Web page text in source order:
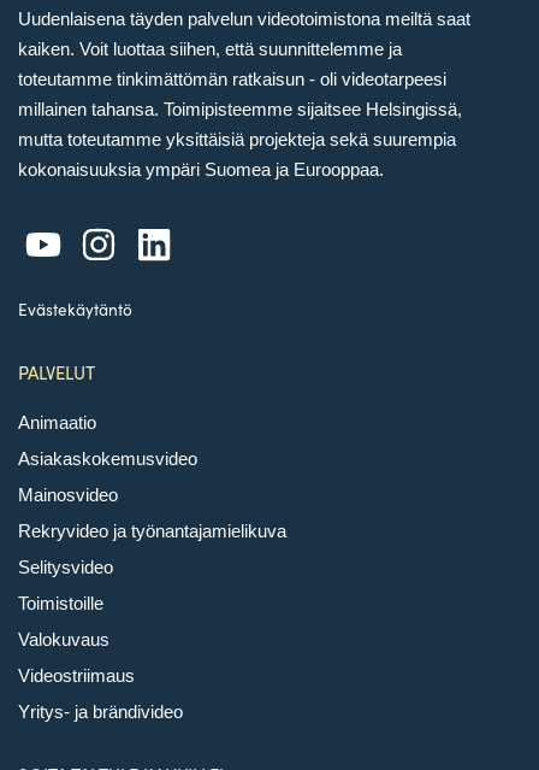
Uudenlaisena täyden palvelun videotoimistona meiltä saat
kaiken. Voit luottaa siihen, että suunnittelemme ja
toteutamme tinkimättömän ratkaisun - oli videotarpeesi
millainen tahansa. Toimipisteemme sijaitsee Helsingissä,
mutta toteutamme yksittäisiä projekteja sekä suurempia
kokonaisuuksia ympäri Suomea ja Eurooppaa.
Evästekäytäntö
PALVELUT
Animaatio
Asiakaskokemusvideo
Mainosvideo
Rekryvideo ja työnantajamielikuva
Selitysvideo
Toimistoille
Valokuvaus
Videostriimaus
Yritys- ja brändivideo